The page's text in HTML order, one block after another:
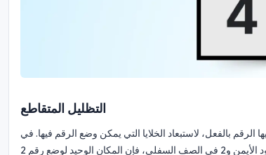
التظليل المتقاطع
بالفعل، لاستبعاد الخلايا التي يمكن وضع الرقم فيها. في
المثال أدناه، قمنا بعزل المربع 3×3 في اليسار-الوسط واخترنا الرقم 2. بما أن هناك 2 في العمود الأيمن و2 في الصف السفلي، فإن المكان الوحيد لوضع رقم 2